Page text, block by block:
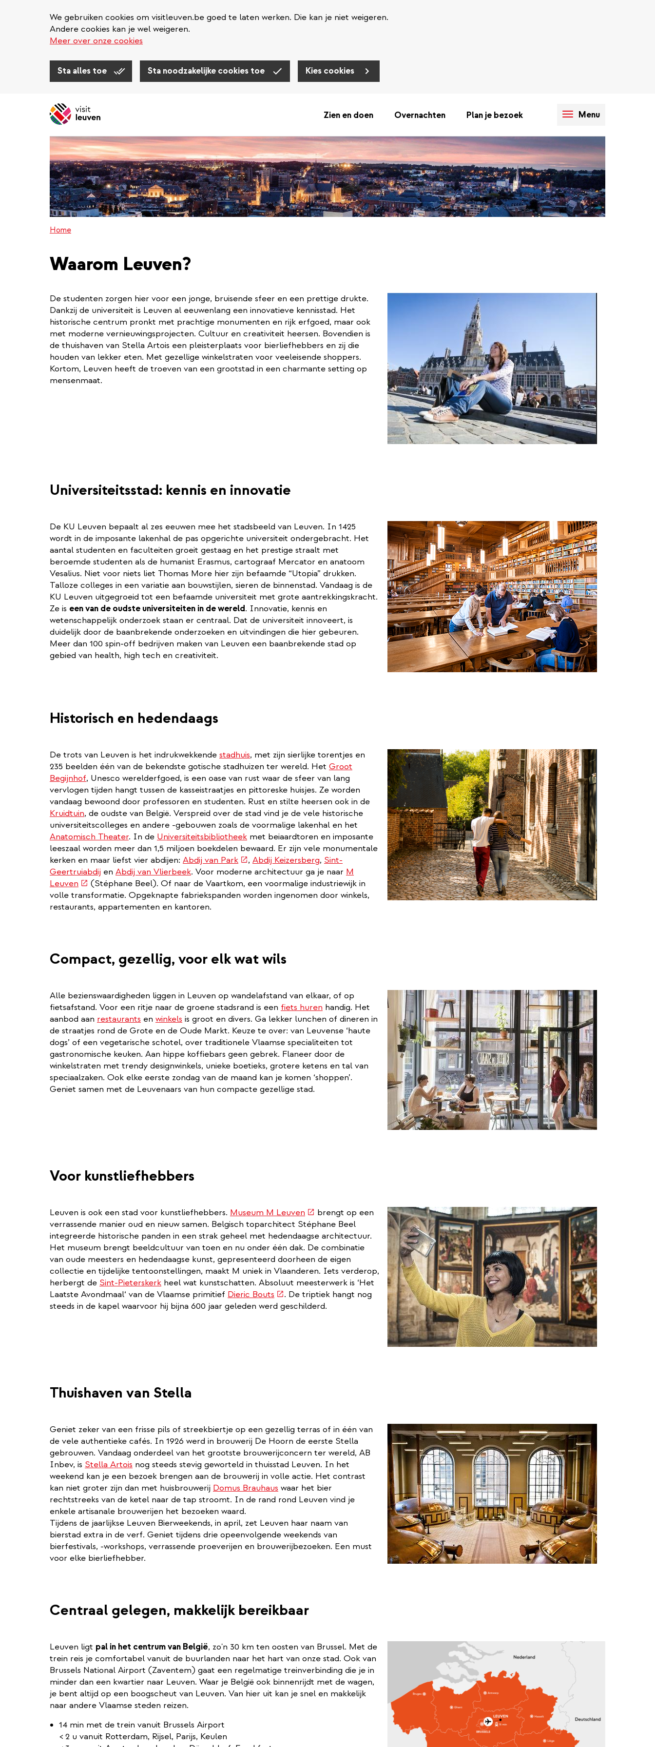
We gebruiken cookies om visitleuven.be goed te laten werken. Die kan je niet weigeren.
Andere cookies kan je wel weigeren.
Meer over onze cookies
Sta alles toe Sta noodzakelijke cookies toe Kies cookies
Zien en doen Overnachten Plan je bezoek Menu
Home
Waarom Leuven?
De studenten zorgen hier voor een jonge, bruisende sfeer en een prettige drukte.
Dankzij de universiteit is Leuven al eeuwenlang een innovatieve kennisstad. Het
historische centrum pronkt met prachtige monumenten en rijk erfgoed, maar ook
met moderne vernieuwingsprojecten. Cultuur en creativiteit heersen. Bovendien is
de thuishaven van Stella Artois een pleisterplaats voor bierliefhebbers en zij die
houden van lekker eten. Met gezellige winkelstraten voor veeleisende shoppers.
Kortom, Leuven heeft de troeven van een grootstad in een charmante setting op
mensenmaat.
Universiteitsstad: kennis en innovatie
De KU Leuven bepaalt al zes eeuwen mee het stadsbeeld van Leuven. In 1425
wordt in de imposante lakenhal de pas opgerichte universiteit ondergebracht. Het
aantal studenten en faculteiten groeit gestaag en het prestige straalt met
beroemde studenten als de humanist Erasmus, cartograaf Mercator en anatoom
Vesalius. Niet voor niets liet Thomas More hier zijn befaamde “Utopia” drukken.
Talloze colleges in een variatie aan bouwstijlen, sieren de binnenstad. Vandaag is de
KU Leuven uitgegroeid tot een befaamde universiteit met grote aantrekkingskracht.
Ze is een van de oudste universiteiten in de wereld. Innovatie, kennis en
wetenschappelijk onderzoek staan er centraal. Dat de universiteit innoveert, is
duidelijk door de baanbrekende onderzoeken en uitvindingen die hier gebeuren.
Meer dan 100 spin-off bedrijven maken van Leuven een baanbrekende stad op
gebied van health, high tech en creativiteit.
Historisch en hedendaags
De trots van Leuven is het indrukwekkende stadhuis, met zijn sierlijke torentjes en
235 beelden één van de bekendste gotische stadhuizen ter wereld. Het Groot
Begijnhof, Unesco werelderfgoed, is een oase van rust waar de sfeer van lang
vervlogen tijden hangt tussen de kasseistraatjes en pittoreske huisjes. Ze worden
vandaag bewoond door professoren en studenten. Rust en stilte heersen ook in de
Kruidtuin, de oudste van België. Verspreid over de stad vind je de vele historische
universiteitscolleges en andere -gebouwen zoals de voormalige lakenhal en het
Anatomisch Theater. In de Universiteitsbibliotheek met beiaardtoren en imposante
leeszaal worden meer dan 1,5 miljoen boekdelen bewaard. Er zijn vele monumentale
kerken en maar liefst vier abdijen: Abdij van Park(externe
link)
, Abdij Keizersberg, Sint-
Geertruiabdij en Abdij van Vlierbeek. Voor moderne architectuur ga je naar M
Leuven (externe
link)
(Stéphane Beel). Of naar de Vaartkom, een voormalige industriewijk in
volle transformatie. Opgeknapte fabriekspanden worden ingenomen door winkels,
restaurants, appartementen en kantoren.
Compact, gezellig, voor elk wat wils
Alle bezienswaardigheden liggen in Leuven op wandelafstand van elkaar, of op
fietsafstand. Voor een ritje naar de groene stadsrand is een fiets huren handig. Het
aanbod aan restaurants en winkels is groot en divers. Ga lekker lunchen of dineren in
de straatjes rond de Grote en de Oude Markt. Keuze te over: van Leuvense ‘haute
dogs’ of een vegetarische schotel, over traditionele Vlaamse specialiteiten tot
gastronomische keuken. Aan hippe koffiebars geen gebrek. Flaneer door de
winkelstraten met trendy designwinkels, unieke boetieks, grotere ketens en tal van
speciaalzaken. Ook elke eerste zondag van de maand kan je komen ‘shoppen’.
Geniet samen met de Leuvenaars van hun compacte gezellige stad.
Voor kunstliefhebbers
Leuven is ook een stad voor kunstliefhebbers. Museum M Leuven (externe
link)
brengt op een
verrassende manier oud en nieuw samen. Belgisch toparchitect Stéphane Beel
integreerde historische panden in een strak geheel met hedendaagse architectuur.
Het museum brengt beeldcultuur van toen en nu onder één dak. De combinatie
van oude meesters en hedendaagse kunst, gepresenteerd doorheen de eigen
collectie en tijdelijke tentoonstellingen, maakt M uniek in Vlaanderen. Iets verderop,
herbergt de Sint-Pieterskerk heel wat kunstschatten. Absoluut meesterwerk is ‘Het
Laatste Avondmaal‘ van de Vlaamse primitief Dieric Bouts (externe
link)
. De triptiek hangt nog
steeds in de kapel waarvoor hij bijna 600 jaar geleden werd geschilderd.
Thuishaven van Stella
Geniet zeker van een frisse pils of streekbiertje op een gezellig terras of in één van
de vele authentieke cafés. In 1926 werd in brouwerij De Hoorn de eerste Stella
gebrouwen. Vandaag onderdeel van het grootste brouwerijconcern ter wereld, AB
Inbev, is Stella Artois nog steeds stevig geworteld in thuisstad Leuven. In het
weekend kan je een bezoek brengen aan de brouwerij in volle actie. Het contrast
kan niet groter zijn dan met huisbrouwerij Domus Brauhaus waar het bier
rechtstreeks van de ketel naar de tap stroomt. In de rand rond Leuven vind je
enkele artisanale brouwerijen het bezoeken waard.
Tijdens de jaarlijkse Leuven Bierweekends, in april, zet Leuven haar naam van
bierstad extra in de verf. Geniet tijdens drie opeenvolgende weekends van
bierfestivals, -workshops, verrassende proeverijen en brouwerijbezoeken. Een must
voor elke bierliefhebber.
Centraal gelegen, makkelijk bereikbaar
Leuven ligt pal in het centrum van België, zo'n 30 km ten oosten van Brussel. Met de
trein reis je comfortabel vanuit de buurlanden naar het hart van onze stad. Ook van
Brussels National Airport (Zaventem) gaat een regelmatige treinverbinding die je in
minder dan een kwartier naar Leuven. Waar je België ook binnenrijdt met de wagen,
je bent altijd op een boogscheut van Leuven. Van hier uit kan je snel en makkelijk
naar andere Vlaamse steden reizen.
14 min met de trein vanuit Brussels Airport
< 2 u vanuit Rotterdam, Rijsel, Parijs, Keulen